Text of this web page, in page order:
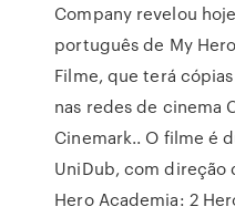
Company revelou
português de My
Filme, que terá
nas redes de cinema
Cinemark.. O filme é
UniDub, com direção
Hero Academia: 2